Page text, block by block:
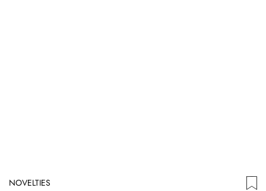
NOVELTIES